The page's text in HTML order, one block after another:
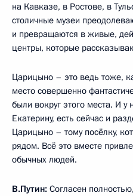
на Кавказе, в Ростове, в
столичные музеи
и превращаются в живые,
центры, которые
Царицыно – это ведь тоже,
место совершенно
были вокруг этого места. И у
Екатерину, есть сейчас и
Царицыно – тому посёлку,
рядом. Всё это вместе
обычных людей.
В.Путин: Согласен